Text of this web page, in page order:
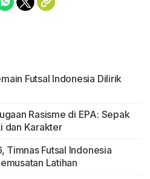
Futsal Indonesia Dilirik
Rasisme di EPA: Sepak
dan Karakter
Timnas Futsal Indonesia
Latihan